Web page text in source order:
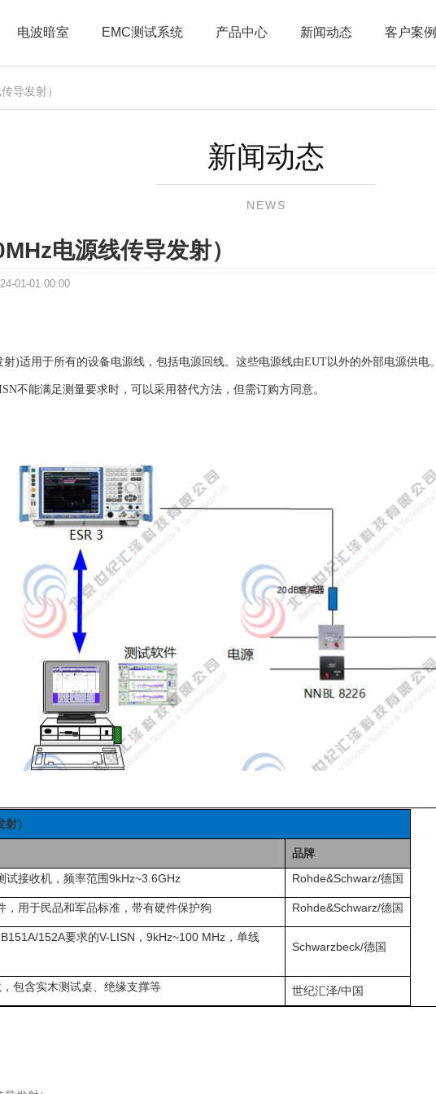
电波暗室 EMC测试系统 产品中心 新闻动态 客户案例
导发射）
新闻动态
NEWS
电源线传导发射）
01-01 00:00
)适用于所有的设备电源线，包括电源回线。这些电源线由EUT以外的外部电源供电。
能满足测量要求时，可以采用替代方法，但需订购方同意。
）
品牌
试接收机，频率范围9kHz~3.6GHz Rohde&Schwarz/德国
，用于民品和军品标准，带有硬件保护狗 Rohde&Schwarz/德国
152A要求的V-LISN，9kHz~100 MHz，单线
Schwarzbeck/德国
包含实木测试桌、绝缘支撑等 世纪汇泽/中国